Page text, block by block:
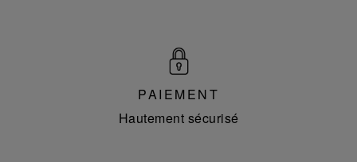
PAIEMENT
Hautement sécurisé